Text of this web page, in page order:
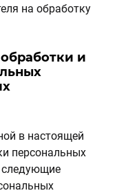
на обработку
и
в настоящей
персональных